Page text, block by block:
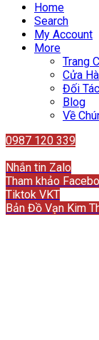
Home
Search
My Account
More
Trang
Cửa
Đối Tác
Blog
Về
0987 120 339
Nhắn tin Zalo
Tham khảo
Tiktok VKT
Bản Đồ Vạn Kim